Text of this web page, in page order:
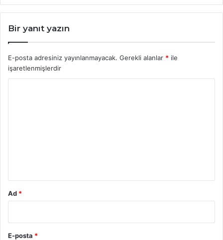
Bir yanıt yazın
E-posta adresiniz yayınlanmayacak. Gerekli alanlar * ile
işaretlenmişlerdir
Ad *
E-posta *